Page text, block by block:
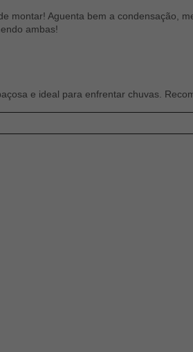
montar! Aguenta bem a condensação,
ambas!
e ideal para enfrentar chuvas.